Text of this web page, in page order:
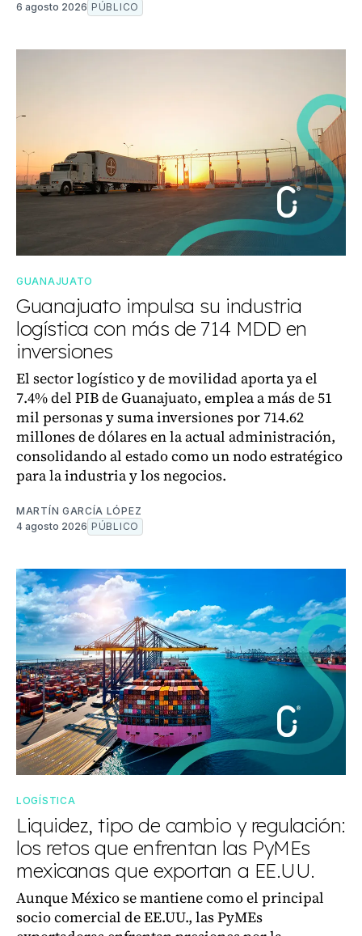
6 agosto 2026 PÚBLICO
GUANAJUATO
Guanajuato impulsa su industria
logística con más de 714 MDD en
inversiones
El sector logístico y de movilidad aporta ya el
7.4% del PIB de Guanajuato, emplea a más de 51
mil personas y suma inversiones por 714.62
millones de dólares en la actual administración,
consolidando al estado como un nodo estratégico
para la industria y los negocios.
MARTÍN GARCÍA LÓPEZ
4 agosto 2026 PÚBLICO
LOGÍSTICA
Liquidez, tipo de cambio y regulación:
los retos que enfrentan las PyMEs
mexicanas que exportan a EE.UU.
Aunque México se mantiene como el principal
socio comercial de EE.UU., las PyMEs